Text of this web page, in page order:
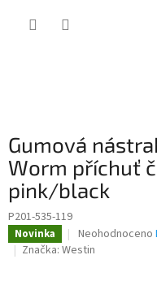
Gumová
Worm příchuť
pink/black
P201-535-119
Novinka
Průměrné
hodnocení
Neohodnoceno
Značka: Westin